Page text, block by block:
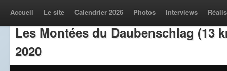
Accueil Le site Calendrier 2026 Photos Interviews
Les Montées du Daubenschlag (13
2020